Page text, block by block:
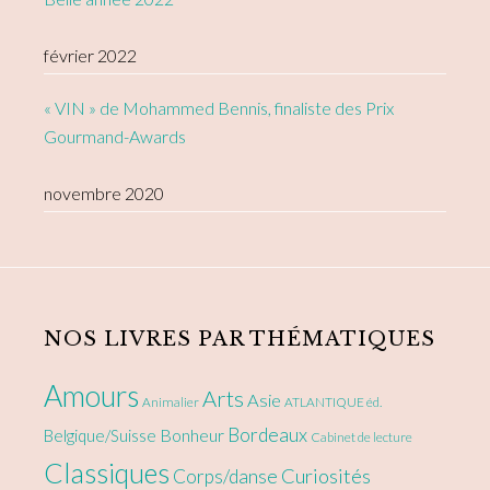
février 2022
« VIN » de Mohammed Bennis, finaliste des Prix
Gourmand-Awards
novembre 2020
NOS LIVRES PAR THÉMATIQUES
Amours Animalier Arts Asie ATLANTIQUE éd.
Belgique/Suisse Bonheur Bordeaux Cabinet de lecture
Classiques Corps/danse Curiosités